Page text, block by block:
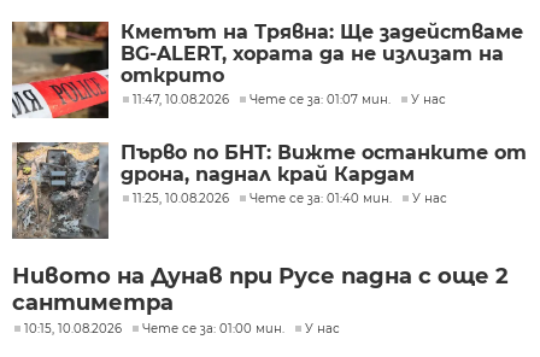
Кметът на Трявна: Ще задействаме
BG-ALERT, хората да не излизат на
открито
11:47, 10.08.2026 Чете се за: 01:07 мин. У нас
Първо по БНТ: Вижте останките от
дрона, паднал край Кардам
11:25, 10.08.2026 Чете се за: 01:40 мин. У нас
Нивото на Дунав при Русе падна с още 2
сантиметра
10:15, 10.08.2026 Чете се за: 01:00 мин. У нас